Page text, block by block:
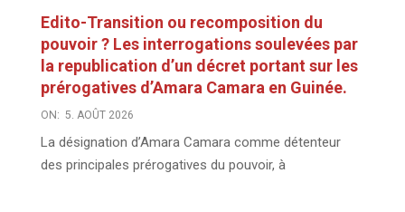
Edito-Transition ou recomposition du
pouvoir ? Les interrogations soulevées par
la republication d’un décret portant sur les
prérogatives d’Amara Camara en Guinée.
ON: 5. AOÛT 2026
La désignation d’Amara Camara comme détenteur
des principales prérogatives du pouvoir, à